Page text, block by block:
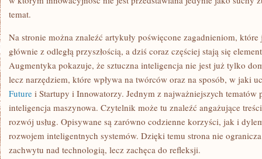
temat.
Na stronie można znaleźć artykuły poświęcone zagadnieniom,
głównie z odległą przyszłością, a dziś coraz częściej stają się
Augmentyka pokazuje, że sztuczna inteligencja nie jest już tylko
lecz narzędziem, które wpływa na twórców oraz na sposób, w jaki
Future i Startupy i Innowatorzy. Jednym z najważniejszych tematów
inteligencja maszynowa. Czytelnik może tu znaleźć angażujące
rozwój usług. Opisywane są zarówno codzienne korzyści, jak i
rozwojem inteligentnych systemów. Dzięki temu strona nie
zachwytu nad technologią, lecz zachęca do refleksji.